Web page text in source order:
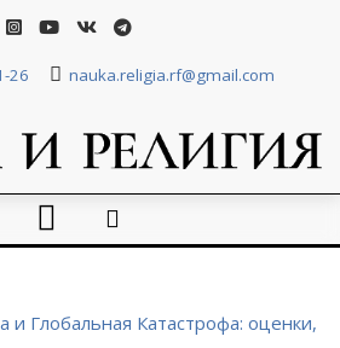
26 nauka.religia.rf@gmail.com